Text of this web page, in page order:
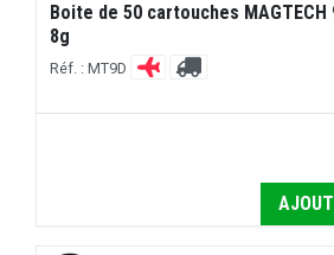
Boite de 50 cartouches MAGTECH
8g
Réf. : MT9D